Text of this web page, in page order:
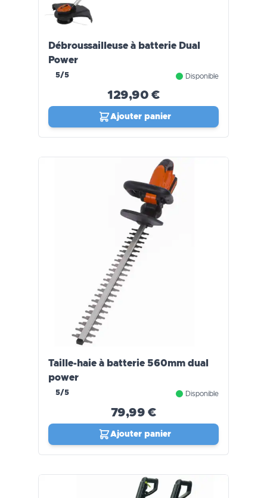
Débroussailleuse à batterie Dual
Power
5/5 Disponible
129,90 €
Ajouter panier
Taille-haie à batterie 560mm dual
power
5/5 Disponible
79,99 €
Ajouter panier